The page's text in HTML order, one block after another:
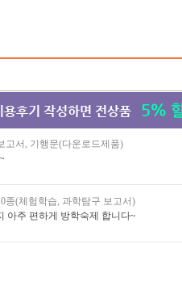
고서, 기행문(다운로드제품)
종(체험학습, 과학탐구 보고서)
아주 편하게 방학숙제 합니다~